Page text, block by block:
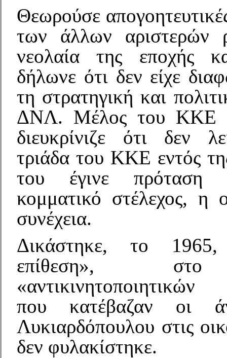
Θεωρούσε
των άλλων αριστερών
νεολαία της εποχής
δήλωνε ότι δεν είχε
τη στρατηγική και
ΔΝΛ. Μέλος του ΚΚΕ
διευκρίνιζε ότι δεν
τριάδα του ΚΚΕ εντός
του έγινε πρόταση
κομματικό στέλεχος, η
συνέχεια.
Δικάστηκε, το
επίθεση», στο
που κατέβαζαν οι
Λυκιαρδόπουλου στις
δεν φυλακίστηκε.